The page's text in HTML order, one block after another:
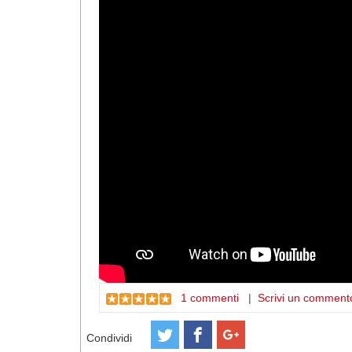
1 commenti | Scrivi un
Condividi